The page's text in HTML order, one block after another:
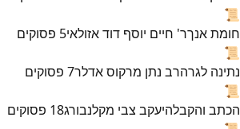
📜
חומת אנךר' חיים יוסף דוד אזולאי5 פסוקים
📜
נתינה לגרהרב נתן מרקוס אדלר7 פסוקים
📜
הכתב והקבלהיעקב צבי מקלנבורג18 פסוקים